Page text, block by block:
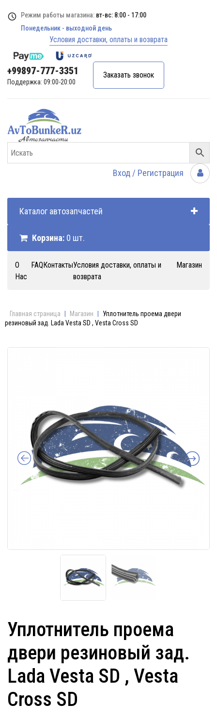
Режим работы магазина: вт-вс: 8:00 - 17:00
Понедельник - выходной день
Условия доставки, оплаты и возврата
+99897-777-3351
Поддержка: 09:00-20:00
Заказать звонок
Вход / Регистрация
Каталог автозапчастей
Корзина: 0 шт.
О
Нас
FAQКонтактыУсловия доставки, оплаты и
возврата
Магазин
Главная страница Магазин
Уплотнитель проема двери
резиновый зад. Lada Vesta SD , Vesta Cross SD
Уплотнитель проема
двери резиновый зад.
Lada Vesta SD , Vesta
Cross SD